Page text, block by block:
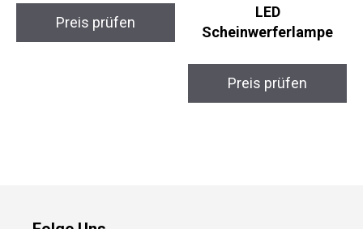
Preis prüfen
LED
Scheinwerferlampe
Preis prüfen